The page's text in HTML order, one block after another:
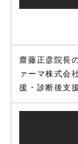
齋藤正彦院長
ァーマ株式
援・診断後支